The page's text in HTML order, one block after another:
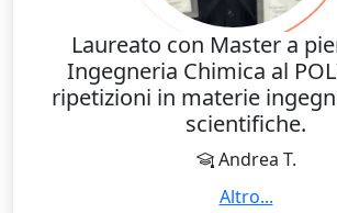
Laureato con Master a
Ingegneria Chimica al
ripetizioni in materie
scientifiche.
Andrea T.
Ciao! Sono un Ingegnere Chimico
Altro...